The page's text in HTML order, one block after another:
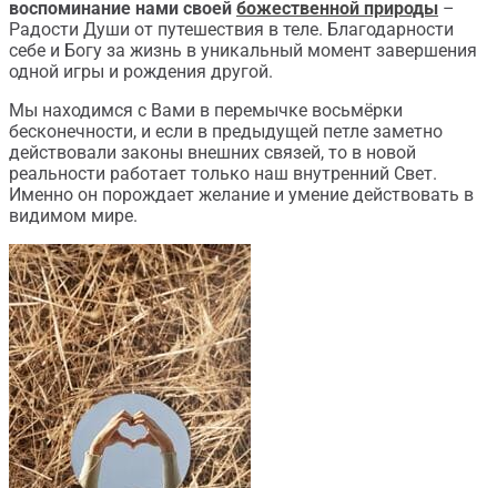
воспоминание нами своей божественной природы –
Радости Души от путешествия в теле. Благодарности
себе и Богу за жизнь в уникальный момент завершения
одной игры и рождения другой.
Мы находимся с Вами в перемычке восьмёрки
бесконечности, и если в предыдущей петле заметно
действовали законы внешних связей, то в новой
реальности работает только наш внутренний Свет.
Именно он порождает желание и умение действовать в
видимом мире.